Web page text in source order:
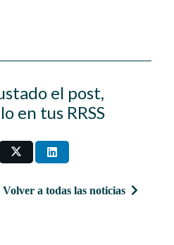
el post,
en tus RRSS
Volver a todas las noticias